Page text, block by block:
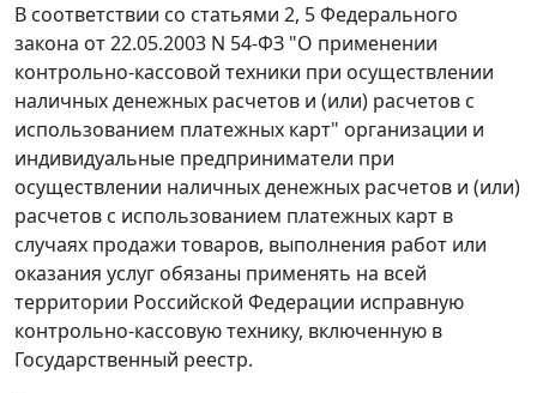
В соответствии со статьями 2, 5Федерального
закона от 22.05.2003 N 54-ФЗ "О применении
контрольно-кассовой техники при осуществлении
наличных денежных расчетов и (или) расчетов с
использованием платежных карт" организации и
индивидуальные предприниматели при
осуществлении наличных денежных расчетов и (или)
расчетов с использованием платежных карт в
случаях продажи товаров, выполнения работ или
оказания услуг обязаны применять на всей
территории Российской Федерации исправную
контрольно-кассовую технику, включенную в
Государственный реестр.